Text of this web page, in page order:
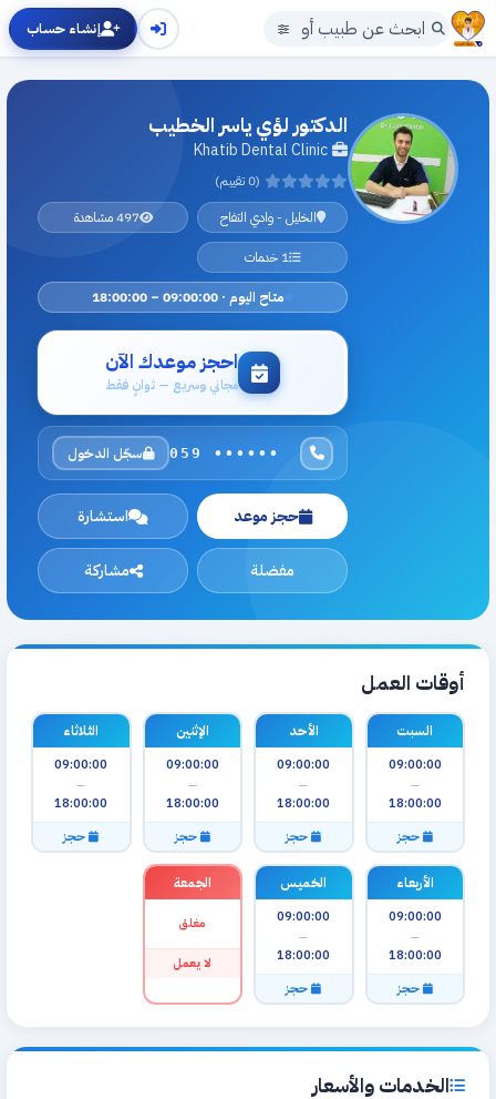
إنشاء حساب
الدكتور لؤي ياسر الخطيب
Khatib Dental Clinic
(0 تقييم)
الخليل - وادي التفاح
497 مشاهدة
1 خدمات
متاح اليوم · 09:00:00 – 18:00:00
احجز موعدك الآن
مجاني وسريع — ثوانٍ فقط
059 •••••• سجّل الدخول
حجز موعد استشارة
مفضلة مشاركة
أوقات العمل
السبت
09:00:00
—
18:00:00
حجز
الأحد
09:00:00
—
18:00:00
حجز
الإثنين
09:00:00
—
18:00:00
حجز
الثلاثاء
09:00:00
—
18:00:00
حجز
الأربعاء
09:00:00
—
18:00:00
حجز
الخميس
09:00:00
—
18:00:00
حجز
الجمعة
مغلق
لا يعمل
الخدمات والأسعار